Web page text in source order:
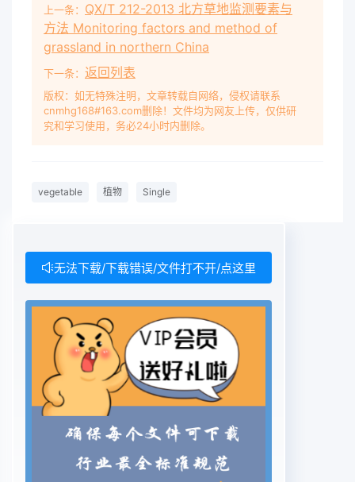
定了模型的涂料中重金属含量限值 。 请注意本标准
的某些内容有可能涉及专利 。 本标准的发布机构不
承担识别这些专利
上一条： QX/T 212-2013 北方草地监测要素与
方法 Monitoring factors and method of
grassland in northern China
下一条： 返回列表
版权：如无特殊注明，文章转载自网络，侵权请联系
cnmhg168#163.com删除！文件均为网友上传，仅供研
究和学习使用，务必24小时内删除。
vegetable 植物 Single
无法下载/下载错误/文件打不开/点这里